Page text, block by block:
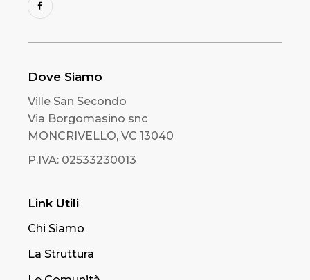
Dove Siamo
Ville San Secondo
Via Borgomasino snc
MONCRIVELLO, VC 13040
P.IVA: 02533230013
Link Utili
Chi Siamo
La Struttura